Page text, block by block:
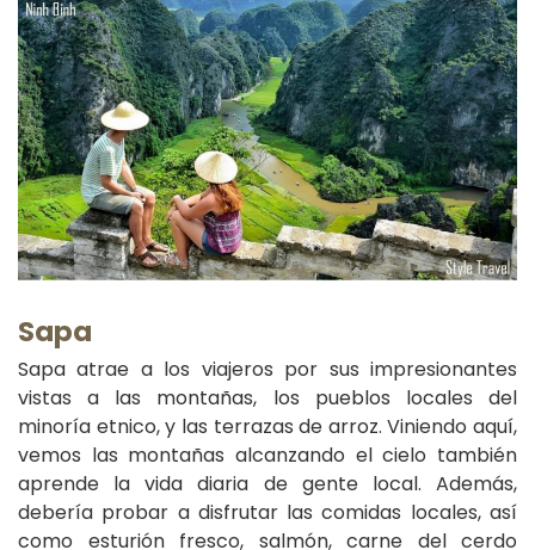
Sapa
Sapa atrae a los viajeros por sus impresionantes
vistas a las montañas, los pueblos locales del
minoría etnico, y las terrazas de arroz. Viniendo aquí,
vemos las montañas alcanzando el cielo también
aprende la vida diaria de gente local. Además,
debería probar a disfrutar las comidas locales, así
como esturión fresco, salmón, carne del cerdo